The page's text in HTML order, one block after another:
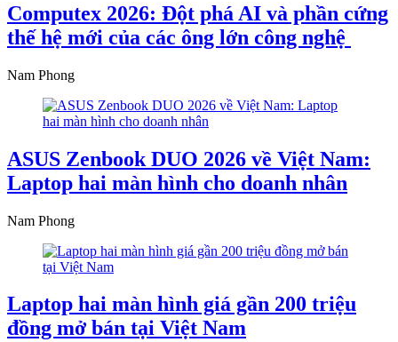
Computex 2026: Đột phá AI và phần cứng
thế hệ mới của các ông lớn công nghệ ​
Nam Phong
ASUS Zenbook DUO 2026 về Việt Nam:
Laptop hai màn hình cho doanh nhân
Nam Phong
Laptop hai màn hình giá gần 200 triệu
đồng mở bán tại Việt Nam